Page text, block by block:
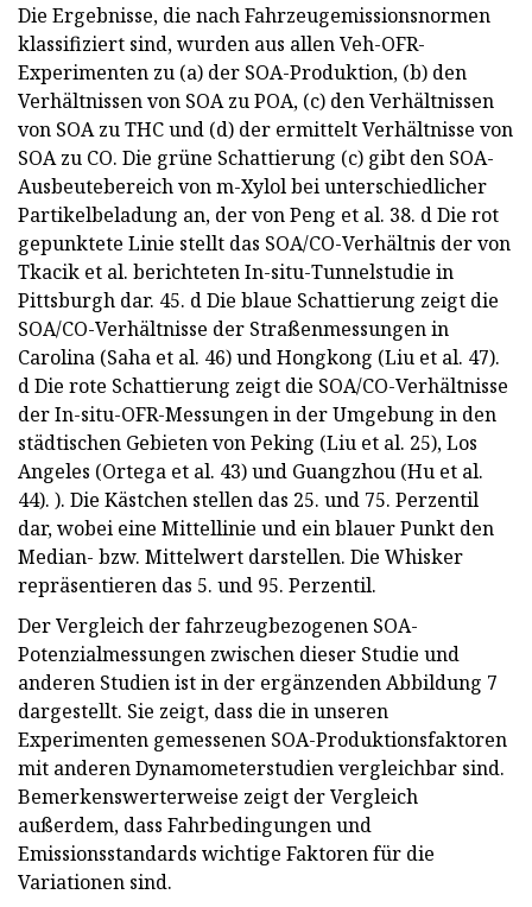
Die Ergebnisse, die nach Fahrzeugemissionsnormen
klassifiziert sind, wurden aus allen Veh-OFR-
Experimenten zu (a) der SOA-Produktion, (b) den
Verhältnissen von SOA zu POA, (c) den Verhältnissen
von SOA zu THC und (d) der ermittelt Verhältnisse von
SOA zu CO. Die grüne Schattierung (c) gibt den SOA-
Ausbeutebereich von m-Xylol bei unterschiedlicher
Partikelbeladung an, der von Peng et al. 38. d Die rot
gepunktete Linie stellt das SOA/CO-Verhältnis der von
Tkacik et al. berichteten In-situ-Tunnelstudie in
Pittsburgh dar. 45. d Die blaue Schattierung zeigt die
SOA/CO-Verhältnisse der Straßenmessungen in
Carolina (Saha et al. 46) und Hongkong (Liu et al. 47).
d Die rote Schattierung zeigt die SOA/CO-Verhältnisse
der In-situ-OFR-Messungen in der Umgebung in den
städtischen Gebieten von Peking (Liu et al. 25), Los
Angeles (Ortega et al. 43) und Guangzhou (Hu et al.
44). ). Die Kästchen stellen das 25. und 75. Perzentil
dar, wobei eine Mittellinie und ein blauer Punkt den
Median- bzw. Mittelwert darstellen. Die Whisker
repräsentieren das 5. und 95. Perzentil.
Der Vergleich der fahrzeugbezogenen SOA-
Potenzialmessungen zwischen dieser Studie und
anderen Studien ist in der ergänzenden Abbildung 7
dargestellt. Sie zeigt, dass die in unseren
Experimenten gemessenen SOA-Produktionsfaktoren
mit anderen Dynamometerstudien vergleichbar sind.
Bemerkenswerterweise zeigt der Vergleich
außerdem, dass Fahrbedingungen und
Emissionsstandards wichtige Faktoren für die
Variationen sind.